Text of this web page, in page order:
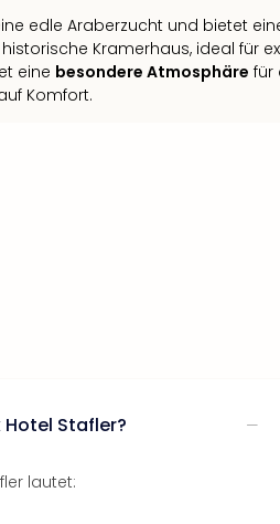
edle Araberzucht und bietet
historische Kramerhaus, ideal für
eine besondere Atmosphäre für
Komfort.
Stafler?
lautet: